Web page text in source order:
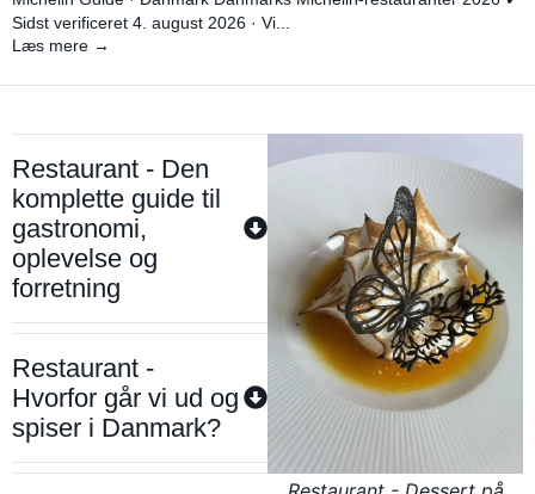
Sidst verificeret 4. august 2026 · Vi...
Læs mere →
Restaurant - Den
komplette guide til
gastronomi,
oplevelse og
forretning
Restaurant -
Hvorfor går vi ud og
spiser i Danmark?